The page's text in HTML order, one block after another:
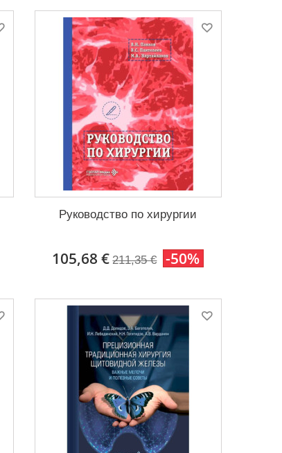
Руководство по хирургии
105,68 € 211,35 € -50%